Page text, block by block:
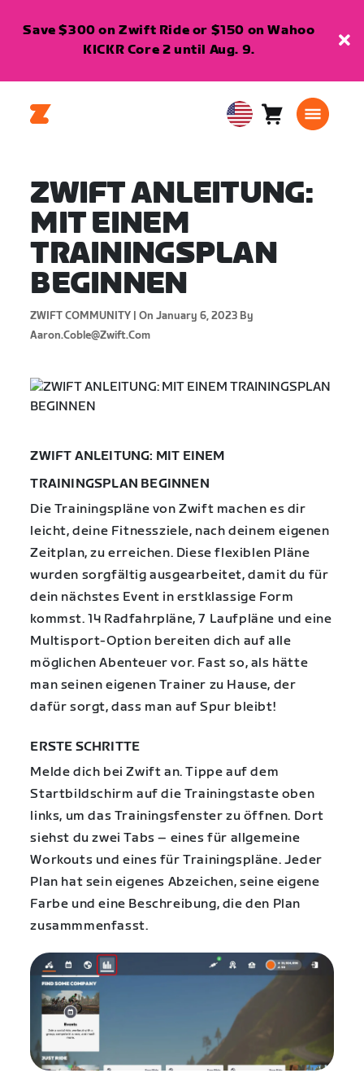
Save $300 on Zwift Ride or $150 on Wahoo
KICKR Core 2 until Aug. 9.
USA Cart0
ZWIFT ANLEITUNG:
MIT EINEM
TRAININGSPLAN
BEGINNEN
ZWIFT COMMUNITY | On January 6, 2023 By
Aaron.coble@zwift.com
ZWIFT ANLEITUNG: MIT EINEM
TRAININGSPLAN BEGINNEN
Die Trainingspläne von Zwift machen es dir
leicht, deine Fitnessziele, nach deinem eigenen
Zeitplan, zu erreichen. Diese flexiblen Pläne
wurden sorgfältig ausgearbeitet, damit du für
dein nächstes Event in erstklassige Form
kommst. 14 Radfahrpläne, 7 Laufpläne und eine
Multisport-Option bereiten dich auf alle
möglichen Abenteuer vor. Fast so, als hätte
man seinen eigenen Trainer zu Hause, der
dafür sorgt, dass man auf Spur bleibt!
ERSTE SCHRITTE
Melde dich bei Zwift an. Tippe auf dem
Startbildschirm auf die Trainingstaste oben
links, um das Trainingsfenster zu öffnen. Dort
siehst du zwei Tabs – eines für allgemeine
Workouts und eines für Trainingspläne. Jeder
Plan hat sein eigenes Abzeichen, seine eigene
Farbe und eine Beschreibung, die den Plan
zusammmenfasst.